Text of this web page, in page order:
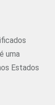
uma
Estados